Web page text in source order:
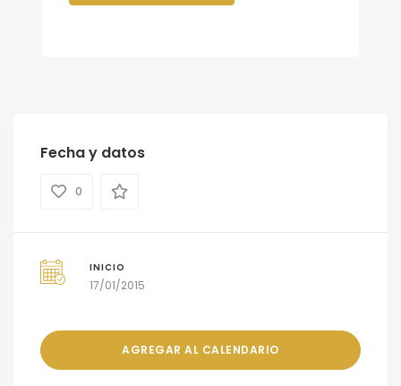
Fecha y datos
0
INICIO
17/01/2015
AGREGAR AL CALENDARIO